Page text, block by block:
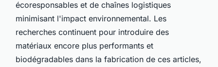
écoresponsables et de chaînes logistiques
minimisant l'impact environnemental. Les
recherches continuent pour introduire des
matériaux encore plus performants et
biodégradables dans la fabrication de ces articles,